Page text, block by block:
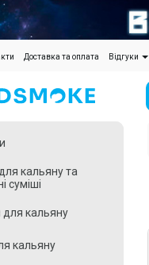
Доставка та оплата Відгуки
кальяну та
суміші
для кальяну
кальяну
кальяну та
суміші
для кальяну
кальяну